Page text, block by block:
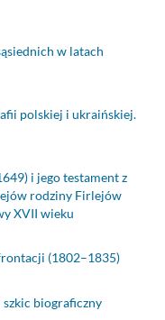
w latach
polskiej i ukraińskiej.
i jego testament z
rodziny Firlejów
XVII wieku
(1802–1835)
biograficzny